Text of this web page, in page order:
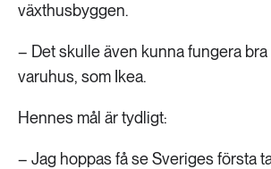
växthusbyggen.
– Det skulle även kunna fungera bra
varuhus, som Ikea.
Hennes mål är tydligt:
– Jag hoppas få se Sveriges första